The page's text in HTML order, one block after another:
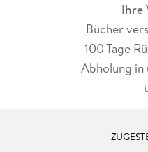
Ihre
Bücher
100 Tage
Abholung in